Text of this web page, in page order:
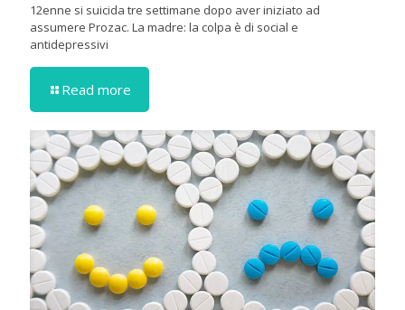
12enne si suicida tre settimane dopo aver iniziato ad
assumere Prozac. La madre: la colpa è di social e
antidepressivi
Read more